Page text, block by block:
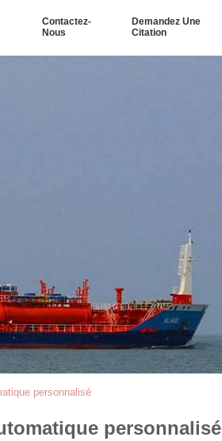
Contactez-
Nous
Demandez Une
Citation
personnalisé
personnalisé